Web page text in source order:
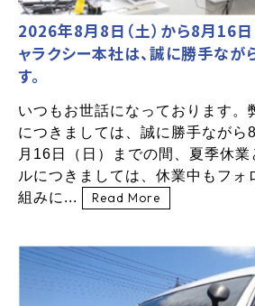
2026年8月8日（土）から8月16日
ャラクシー本社は、誠に勝手なが
す。
いつもお世話になっております。
につきましては、誠に勝手ながら
月16日（日）までの間、夏季休
ルにつきましては、休業中もフォ
組みに...
Read More